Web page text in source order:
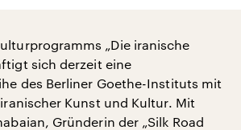
„Die iranische
sich derzeit eine
des Berliner Goethe-Instituts mit
Kunst und Kultur. Mit
Gründerin der „Silk Road